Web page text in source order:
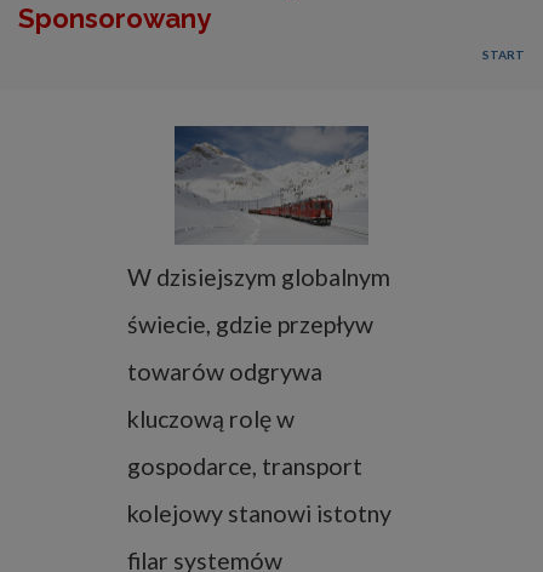
Sponsorowany
START
W dzisiejszym globalnym
świecie, gdzie przepływ
towarów odgrywa
kluczową rolę w
gospodarce, transport
kolejowy stanowi istotny
filar systemów